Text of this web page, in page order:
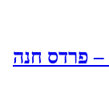
– פרדס חנה